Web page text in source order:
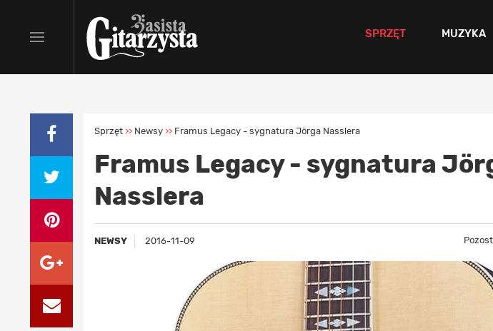
SPRZĘT MUZYKA
Sprzęt >> Newsy >> Framus Legacy - sygnatura Jörga Nasslera
Framus Legacy - sygnatura
Nasslera
NEWSY 2016-11-09